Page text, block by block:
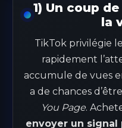
1) Un coup
la
TikTok privilégie
rapidement
accumule de vues
a de chances
You Page.
envoyer un signal